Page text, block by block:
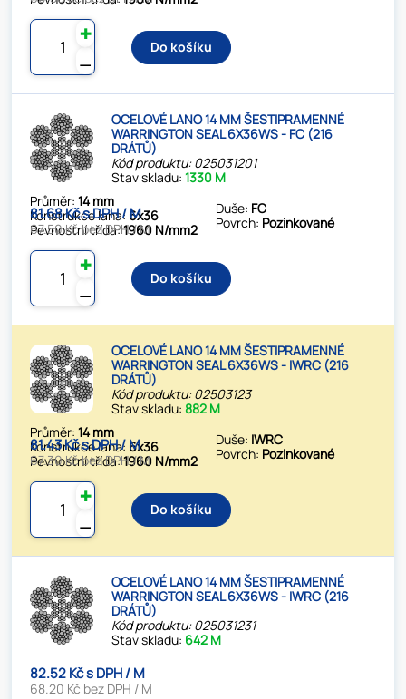
⚊
✚
Do košíku
OCELOVÉ LANO 14 MM ŠESTIPRAMENNÉ
WARRINGTON SEAL 6X36WS - FC (216
DRÁTŮ)
Kód produktu: 025031201
Stav skladu:1330 M
Průměr:14 mm
Konstrukce lana:6x36
Pevnostní třída:1960 N/mm2
Duše: FC
Povrch: Pozinkované
81.68 Kč s DPH / M
67.50 Kč bez DPH / M
⚊
✚
Do košíku
OCELOVÉ LANO 14 MM ŠESTIPRAMENNÉ
WARRINGTON SEAL 6X36WS - IWRC (216
DRÁTŮ)
Kód produktu: 02503123
Stav skladu:882 M
Průměr:14 mm
Konstrukce lana: 6x36
Pevnostní třída:1960 N/mm2
Duše: IWRC
Povrch: Pozinkované
81.43 Kč s DPH / M
67.30 Kč bez DPH / M
⚊
✚
Do košíku
OCELOVÉ LANO 14 MM ŠESTIPRAMENNÉ
WARRINGTON SEAL 6X36WS - IWRC (216
DRÁTŮ)
Kód produktu: 025031231
Stav skladu: 642 M
82.52 Kč s DPH / M
68.20 Kč bez DPH / M